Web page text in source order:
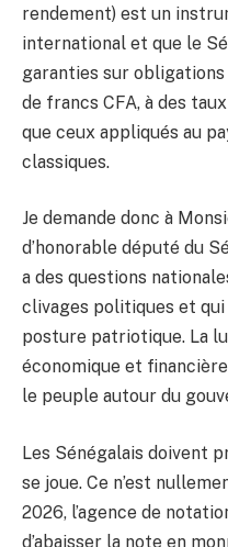
rendement) est un
international et que le
garanties sur
de francs CFA, à des
que ceux appliqués au
classiques.
Je demande donc à
d’honorable député du
a des questions
clivages politiques et
posture patriotique. La
économique et
le peuple autour du
Les Sénégalais doivent
se joue. Ce n’est
2026, l’agence de
d’abaisser la note en